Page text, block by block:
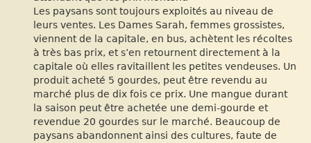
Les paysans sont toujours exploités au niveau de
leurs ventes. Les Dames Sarah, femmes grossistes,
viennent de la capitale, en bus, achètent les récoltes
à très bas prix, et s’en retournent directement à la
capitale où elles ravitaillent les petites vendeuses. Un
produit acheté 5 gourdes, peut être revendu au
marché plus de dix fois ce prix. Une mangue durant
la saison peut être achetée une demi-gourde et
revendue 20 gourdes sur le marché. Beaucoup de
paysans abandonnent ainsi des cultures, faute de